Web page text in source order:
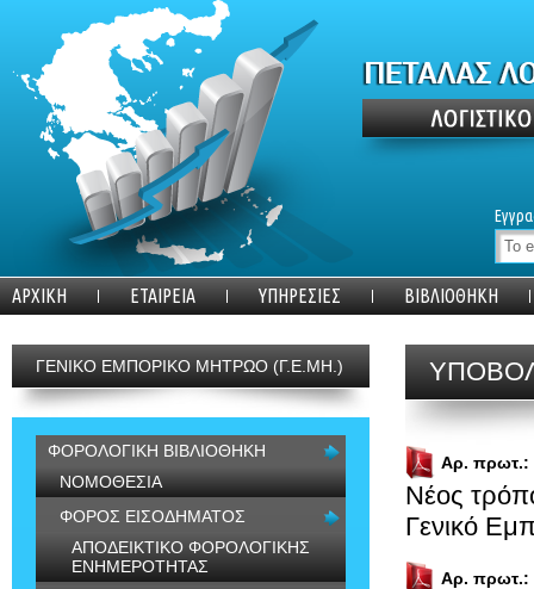
ΑΡΧΙΚΗ ΕΤΑΙΡΕΙΑ ΥΠΗΡΕΣΙΕΣ ΒΙΒΛΙΟΘΗΚΗ
ΓΕΝΙΚΟ ΕΜΠΟΡΙΚΟ ΜΗΤΡΩΟ (Γ.Ε.ΜΗ.)
ΦΟΡΟΛΟΓΙΚΗ ΒΙΒΛΙΟΘΗΚΗ
ΝΟΜΟΘΕΣΙΑ
ΦΟΡΟΣ ΕΙΣΟΔΗΜΑΤΟΣ
ΑΠΟΔΕΙΚΤΙΚΟ ΦΟΡΟΛΟΓΙΚΗΣ
ΕΝΗΜΕΡΟΤΗΤΑΣ
Αρ. πρωτ.:
Νέος
Γενικό
Αρ. πρωτ.: